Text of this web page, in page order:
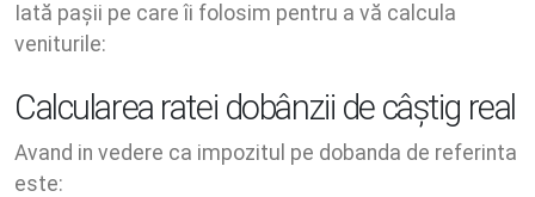
Iată pașii pe care îi folosim pentru a vă calcula
veniturile:
Calcularea ratei dobânzii de câștig real
Avand in vedere ca impozitul pe dobanda de referinta
este: